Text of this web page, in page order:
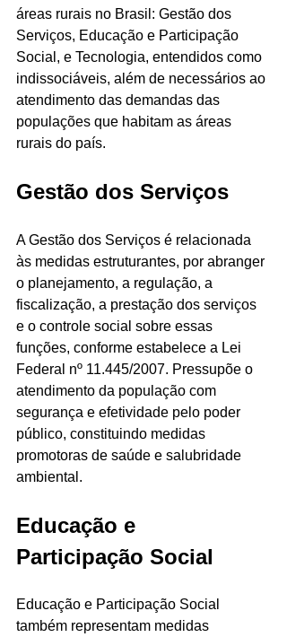
áreas rurais no Brasil: Gestão dos
Serviços, Educação e Participação
Social, e Tecnologia, entendidos como
indissociáveis, além de necessários ao
atendimento das demandas das
populações que habitam as áreas
rurais do país.
Gestão dos Serviços
A Gestão dos Serviços é relacionada
às medidas estruturantes, por abranger
o planejamento, a regulação, a
fiscalização, a prestação dos serviços
e o controle social sobre essas
funções, conforme estabelece a Lei
Federal nº 11.445/2007. Pressupõe o
atendimento da população com
segurança e efetividade pelo poder
público, constituindo medidas
promotoras de saúde e salubridade
ambiental.
Educação e
Participação Social
Educação e Participação Social
também representam medidas